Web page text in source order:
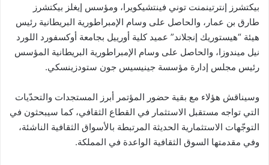
بيكتشرز إنترتينمنت توني فينتشيكويرا، ومؤسس إيغلز بيكتشرز
طارق بن عمار، والحاصل على وسام الإمبراطورية البريطانية رئيس
هيئة “هيستوريك إنجلاند” عميد كلية أورييل بجامعة أوكسفورد اللورد
نيل ميندوزا، والحاصل على وسام الإمبراطورية البريطانية المؤسس
رئيس مجلس إدارة مؤسسة جينيسيس جون ستودزينسكي.
وسيناقش هؤلاء مع بقية حضور المؤتمر أبرز المستجدات والتحدّيات
التي تواجه مستقبل الاستثمار في القطاع الثقافي، كما سيبحثون في
التوجّهات الاستثمارية الحديثة المرتبطة بالأسواق الثقافية الناشئة،
وفي مقدمتها السوق الثقافية الواعدة في المملكة.